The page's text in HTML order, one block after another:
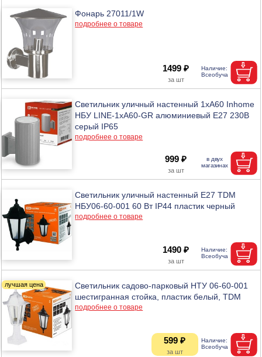
Фонарь 27011/1W
подробнее о товаре
1499 ₽
Светильник уличный настенный 1хА60 Inhome
НБУ LINE-1хA60-GR алюминиевый E27 230B
серый IP65
подробнее о товаре
999 ₽
Светильник уличный настенный Е27 TDM
НБУ06-60-001 60 Вт IP44 пластик черный
подробнее о товаре
1490 ₽
Светильник садово-парковый НТУ 06-60-001
шестигранная стойка, пластик белый, TDM
подробнее о товаре
599 ₽